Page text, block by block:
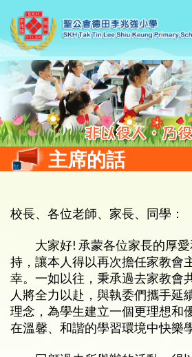
主席的話
校長、各位老師、家長、同學：
大家好! 承蒙各位家長的厚愛
持，讓本人得以再次擔任家教會
幸。一如以往，秉承過去家教會
人將全力以赴，與執委們攜手延
理念，為學生建立一個更理想和
在溫馨、和諧的學習環境中快樂